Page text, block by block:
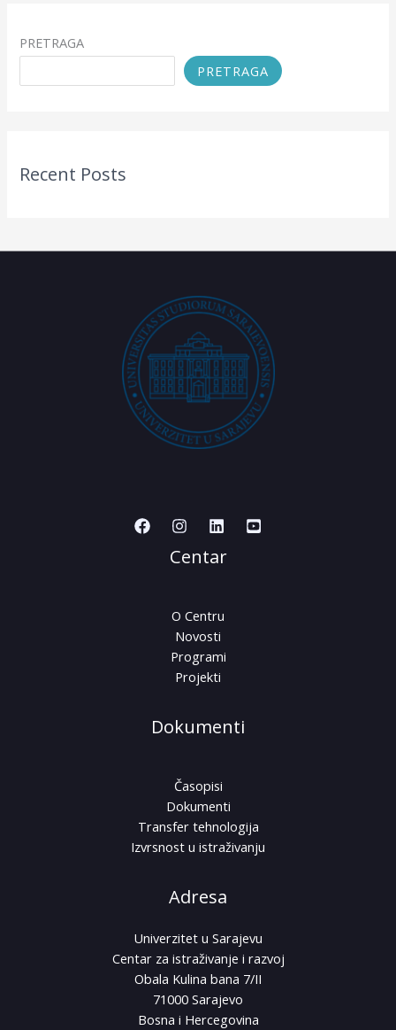
PRETRAGA
PRETRAGA
Recent Posts
Centar
O Centru
Novosti
Programi
Projekti
Dokumenti
Časopisi
Dokumenti
Transfer tehnologija
Izvrsnost u istraživanju
Adresa
Univerzitet u Sarajevu
Centar za istraživanje i razvoj
Obala Kulina bana 7/II
71000 Sarajevo
Bosna i Hercegovina